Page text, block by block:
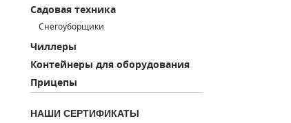
Садовая техника
Снегоуборщики
Чиллеры
Контейнеры для оборудования
Прицепы
НАШИ СЕРТИФИКАТЫ
ДЕТАЛИ ПОГРУЖНЫХ НАСОСОВ
ШЛАНГИ ДЛЯ МОТОПОМП
ДЛЯ ВАКУУМНЫХ НАСОСОВ